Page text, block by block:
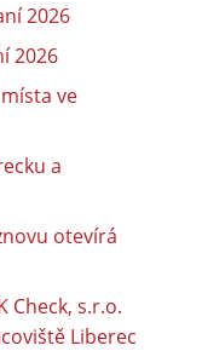
2026
2026
ve
a
otevírá
Check, s.r.o.
Liberec